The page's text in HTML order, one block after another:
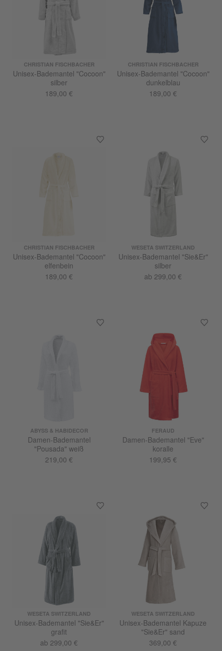
CHRISTIAN FISCHBACHER
Unisex-Bademantel "Cocoon"
silber
189,00 €
CHRISTIAN FISCHBACHER
Unisex-Bademantel "Cocoon"
dunkelblau
189,00 €
CHRISTIAN FISCHBACHER
Unisex-Bademantel "Cocoon"
elfenbein
189,00 €
WESETA SWITZERLAND
Unisex-Bademantel "Sie&Er"
silber
ab 299,00 €
ABYSS & HABIDECOR
Damen-Bademantel
"Pousada" weiß
219,00 €
FERAUD
Damen-Bademantel "Eve"
koralle
199,95 €
WESETA SWITZERLAND
Unisex-Bademantel "Sie&Er"
grafit
ab 299,00 €
WESETA SWITZERLAND
Unisex-Bademantel Kapuze
"Sie&Er" sand
369,00 €